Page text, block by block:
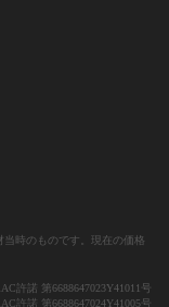
時のものです。現在の価格
許諾 第6688647023Y41011号
許諾 第6688647024Y41005号